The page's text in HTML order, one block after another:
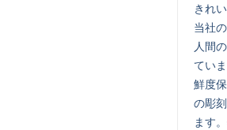
きれ
当社
人間
てい
鮮度
の彫
ます